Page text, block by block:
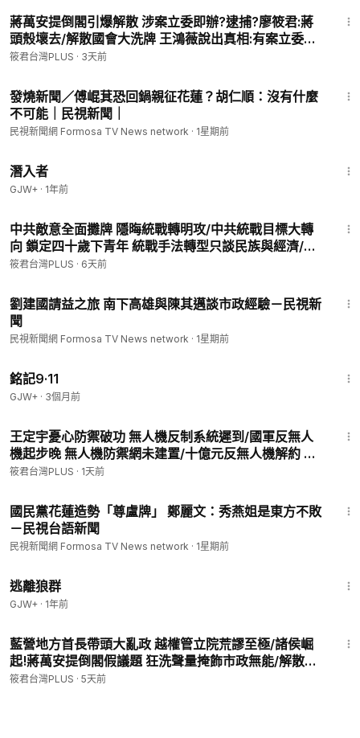
蔣萬安提倒閣引爆解散 涉案立委即辦?逮捕?廖筱君:蔣
頭殼壞去/解散國會大洗牌 王鴻薇說出真相:有案立委在
身不少/蔣萬安提倒閣 涉案立委末日降臨｜20260803
筱君台灣PLUS · 3天前
發燒新聞／傅崐萁恐回鍋親征花蓮？胡仁順：沒有什麼
不可能｜民視新聞｜
民視新聞網 Formosa TV News network · 1星期前
潛入者
GJW+ · 1年前
中共敵意全面攤牌 隱晦統戰轉明攻/中共統戰目標大轉
向 鎖定四十歲下青年 統戰手法轉型只談民族與經濟/入
島入戶入心已進化 兩岸一家親成陷阱/劉文斌:中共黨員
筱君台灣PLUS · 6天前
劉建國請益之旅 南下高雄與陳其邁談市政經驗－民視新
聞
民視新聞網 Formosa TV News network · 1星期前
銘記9·11
GJW+ · 3個月前
王定宇憂心防禦破功 無人機反制系統遲到/國軍反無人
機起步晚 無人機防禦網未建置/十億元反無人機解約 顧
立雄坦承反制不足/反無人機未納入指管 指管系統無人
筱君台灣PLUS · 1天前
國民黨花蓮造勢「尊盧牌」 鄭麗文：秀燕姐是東方不敗
－民視台語新聞
民視新聞網 Formosa TV News network · 1星期前
逃離狼群
GJW+ · 1年前
藍營地方首長帶頭大亂政 越權管立院荒謬至極/諸侯崛
起!蔣萬安提倒閣假議題 狂洗聲量掩飾市政無能/解散統
促黨 倒閣關你什麼事?劉世芳出重拳 徐佳青嗆爆蔣/披政
筱君台灣PLUS · 5天前